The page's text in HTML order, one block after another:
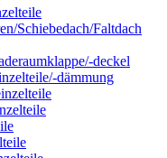
Schiebedach/Faltdach
deckel
dämmung